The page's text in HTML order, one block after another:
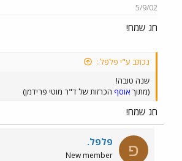
5/9/02
חג שמח!
נכתב ע"י פלפל.:
שנה טובה!
(מתוךאוסף הכרזות של ד"ר מוטי פרידמן)
חג שמח!
פ פלפל.
New member